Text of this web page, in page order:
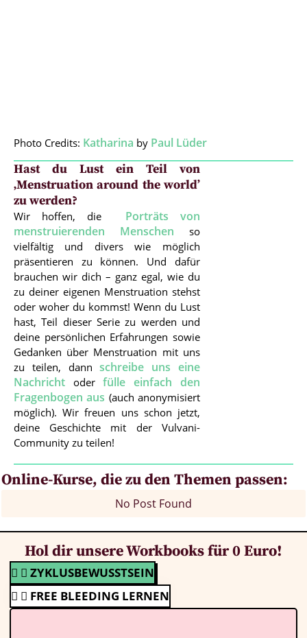
Photo Credits: Katharina by Paul Lüder
Hast du Lust ein Teil von
‚Menstruation around the world’
zu werden?
Wir hoffen, die Porträts von
menstruierenden Menschen so
vielfältig und divers wie möglich
präsentieren zu können. Und dafür
brauchen wir dich – ganz egal, wie du
zu deiner eigenen Menstruation stehst
oder woher du kommst! Wenn du Lust
hast, Teil dieser Serie zu werden und
deine persönlichen Erfahrungen sowie
Gedanken über Menstruation mit uns
zu teilen, dannschreibe uns eine
Nachricht oderfülle einfach den
Fragenbogen aus (auch anonymisiert
möglich). Wir freuen uns schon jetzt,
deine Geschichte mit der Vulvani-
Community zu teilen!
Online-Kurse, die zu den Themen passen:
No Post Found
Hol dir unsere Workbooks für 0 Euro!
ZYKLUSBEWUSSTSEIN
FREE BLEEDING LERNEN